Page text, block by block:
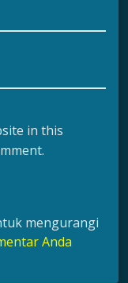
in this
mengurangi
Anda